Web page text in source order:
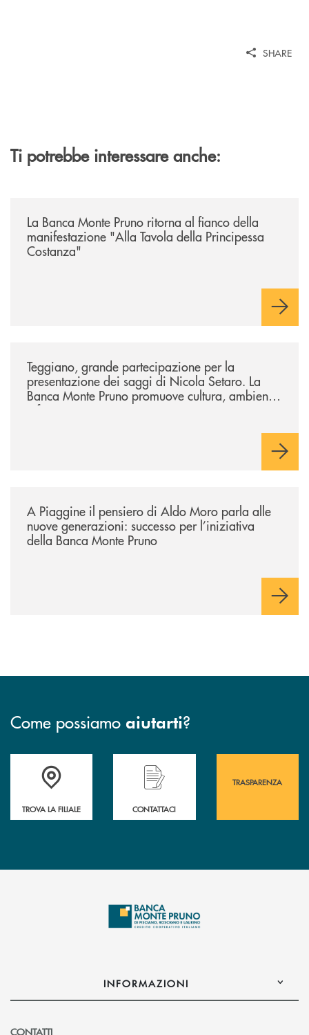
SHARE
Ti potrebbe interessare anche:
La Banca Monte Pruno ritorna al fianco della
manifestazione "Alla Tavola della Principessa
Costanza"
Teggiano, grande partecipazione per la
presentazione dei saggi di Nicola Setaro. La
Banca Monte Pruno promuove cultura, ambiente
e futuro
A Piaggine il pensiero di Aldo Moro parla alle
nuove generazioni: successo per l’iniziativa
della Banca Monte Pruno
Come possiamo aiutarti?
Accedi all' elenco completo&nbsp; delle&nbsp; filiali&nbsp; di Banca
TROVA LA FILIALE
Hai bisogno di assistenza immediata?
CONTATTACI
TRASPARENZA
INFORMAZIONI
CONTATTI